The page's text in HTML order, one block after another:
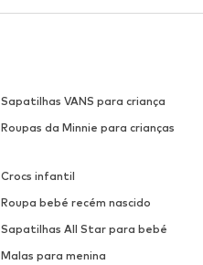
Sapatilhas VANS para criança
Roupas da Minnie para crianças
Crocs infantil
Roupa bebé recém nascido
Sapatilhas All Star para bebé
Malas para menina